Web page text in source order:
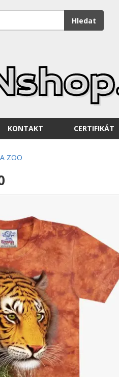
Hledat
KONTAKT CERTIFIKÁT
ZOO